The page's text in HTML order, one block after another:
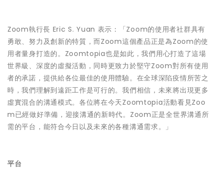
Zoom執行長 Eric S. Yuan 表示：「Zoom的使用者社群具有
勇敢、努力及創新的特質，而Zoom這個產品正是為Zoom的使
用者量身打造的。Zoomtopia也是如此，我們用心打造了這場
世界級、深度的虛擬活動，同時更致力於堅守Zoom對所有使用
者的承諾，提供給各位最佳的使用體驗。在全球深陷疫情所苦之
時，我們理解到遠距工作是可行的。我們相信，未來將出現更多
虛實混合的溝通模式。各位將在今天Zoomtopia活動看見Zoo
m已經做好準備，迎接溝通的新時代。Zoom正是全世界溝通所
需的平台，能符合今日以及未來的各種溝通需求。」
平台